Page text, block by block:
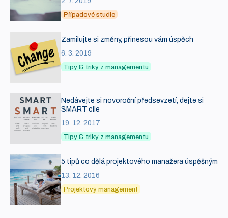
Případové studie
Zamilujte si změny, přinesou vám úspěch
6. 3. 2019
Tipy & triky z managementu
Nedávejte si novoroční předsevzetí, dejte si
SMART cíle
19. 12. 2017
Tipy & triky z managementu
5 tipů co dělá projektového manažera úspěšným
13. 12. 2016
Projektový management